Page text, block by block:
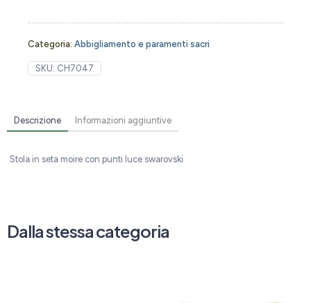
Categoria: Abbigliamento e paramenti sacri
SKU: CH7047
Descrizione Informazioni aggiuntive
Stola in seta moire con punti luce swarovski
Dalla stessa categoria